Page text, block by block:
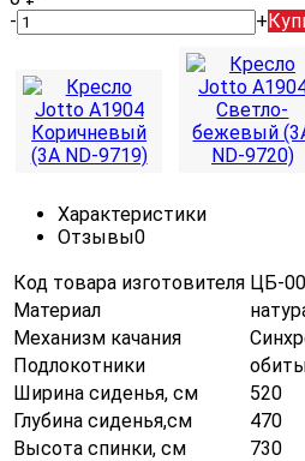
-
+
Характеристики
Отзывы0
Код товара изготовителя ЦБ-
Материал
Механизм качания
Подлокотники
Ширина сиденья, см
520
Глубина сиденья,см
470
Высота спинки, см
730